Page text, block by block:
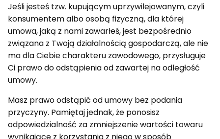
Jeśli jesteś tzw. kupującym uprzywilejowanym, czyli
konsumentem albo osobą fizyczną, dla której
umowa, jaką z nami zawarłeś, jest bezpośrednio
związana z Twoją działalnością gospodarczą, ale nie
ma dla Ciebie charakteru zawodowego, przysługuje
Ci prawo do odstąpienia od zawartej na odległość
umowy.
Masz prawo odstąpić od umowy bez podania
przyczyny. Pamiętaj jednak, że ponosisz
odpowiedzialność za zmniejszenie wartości towaru
wynikające z korzystania z niego w sposób